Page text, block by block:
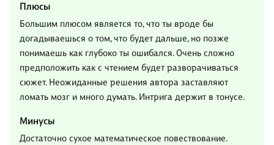
Плюсы
Большим плюсом является то, что ты вроде бы
догадываешься о том, что будет дальше, но позже
понимаешь как глубоко ты ошибался. Очень сложно
предположить как с чтением будет разворачиваться
сюжет. Неожиданные решения автора заставляют
ломать мозг и много думать. Интрига держит в тонусе.
Минусы
Достаточно сухое математическое повествование.